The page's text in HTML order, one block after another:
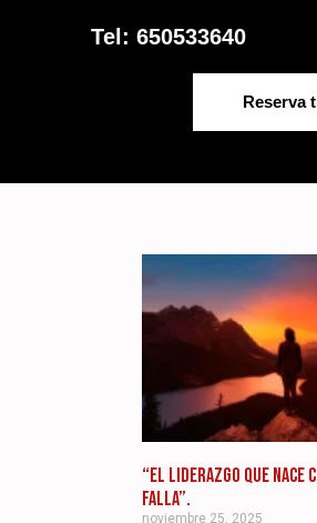
Tel: 650533640
Reserva
“EL LIDERAZGO QUE NACE
FALLA”.
noviembre 25, 2025